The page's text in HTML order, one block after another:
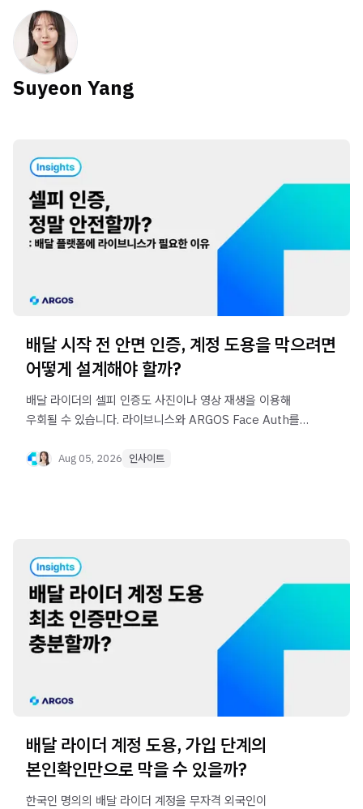
Suyeon Yang
배달 시작 전 안면 인증, 계정 도용을 막으려면
어떻게 설계해야 할까?
배달 라이더의 셀피 인증도 사진이나 영상 재생을 이용해
우회될 수 있습니다. 라이브니스와 ARGOS Face Auth를
계정 도용을 방지하는 인증 체계 설계 방법을 살펴봅니다.
Aug 05, 2026 인사이트
배달 라이더 계정 도용, 가입 단계의
본인확인만으로 막을 수 있을까?
한국인 명의의 배달 라이더 계정을 무자격 외국인이